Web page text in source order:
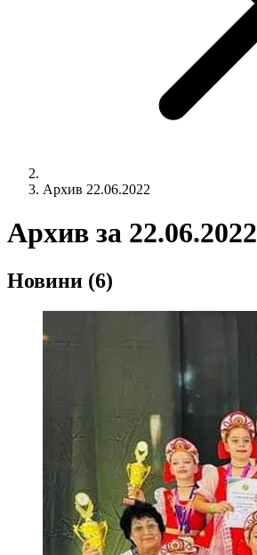
Архив 22.06.2022
Архив за 22.06.2022
Новини (6)